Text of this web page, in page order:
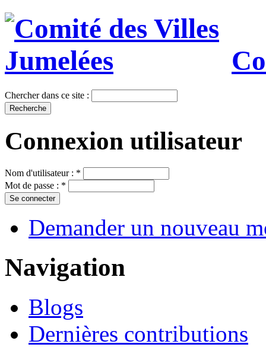
Chercher dans ce site :
Connexion utilisateur
Nom d'utilisateur : *
Mot de passe : *
Demander un nouveau
Navigation
Blogs
Dernières contributions